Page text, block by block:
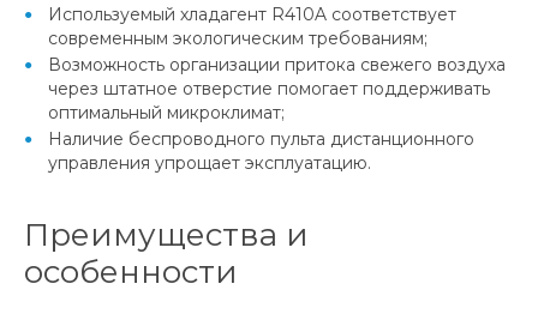
Используемый хладагент R410A соответствует
современным экологическим требованиям;
Возможность организации притока свежего воздуха
через штатное отверстие помогает поддерживать
оптимальный микроклимат;
Наличие беспроводного пульта дистанционного
управления упрощает эксплуатацию.
Преимущества и
особенности